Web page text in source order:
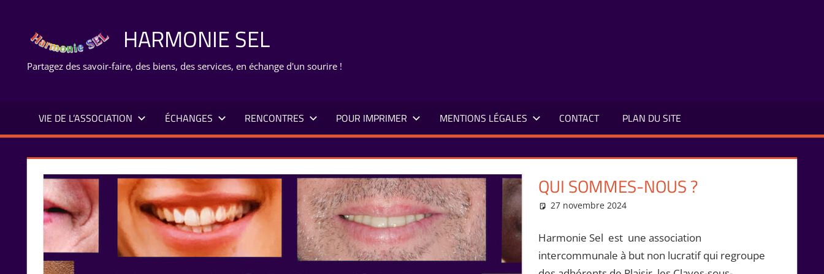
contenu
HARMONIE SEL
Partagez des savoir-faire, des biens, des services, en échange d'un sourire !
VIE DE L’ASSOCIATION ÉCHANGES RENCONTRES POUR IMPRIMER MENTIONS LÉGALES CONTACT PLAN DU SITE
QUI SOMMES-NOUS ?
27 novembre 2024
Harmonie Sel est une association
intercommunale à but non lucratif qui regroupe